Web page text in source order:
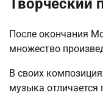
Творческий
После окончания
множество
В своих
музыка